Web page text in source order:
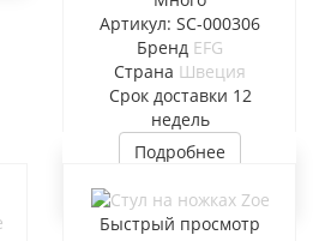
Артикул: SC-000306
Бренд EFG
Страна Швеция
Cрок доставки 12
недель
Подробнее
Быстрый просмотр